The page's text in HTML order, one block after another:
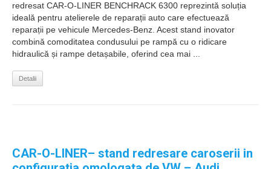
redresat CAR-O-LINER BENCHRACK 6300 reprezintă soluția
ideală pentru atelierele de reparații auto care efectuează
reparații pe vehicule Mercedes-Benz. Acest stand inovator
combină comoditatea condusului pe rampă cu o ridicare
hidraulică și rampe detașabile, oferind cea mai ...
Detalii
CAR-O-LINER– stand redresare caroserii in